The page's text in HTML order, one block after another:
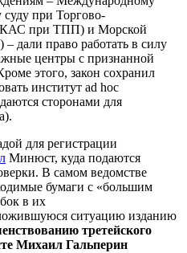
при Торгово-
при ТПП) и Морской
дали право работать в силу
центры с признанной
этого, закон сохранил
институт ad hoc
сторонами для
для регистрации
Минюст, куда подаются
В самом ведомстве
бумаги с «большим
в их
ситуацию изданию
третейского
Михаил Гальперин